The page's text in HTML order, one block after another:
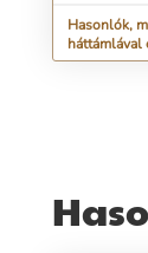
Hasonlók,
háttámlával